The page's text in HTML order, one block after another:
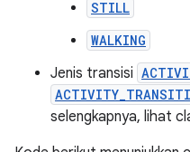
STILL
WALKING
Jenis transisi
selengkapnya, lihat